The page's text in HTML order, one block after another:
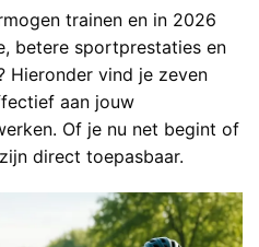
trainen en in 2026
betere sportprestaties en
Hieronder vind je zeven
aan jouw
Of je nu net begint of
direct toepasbaar.